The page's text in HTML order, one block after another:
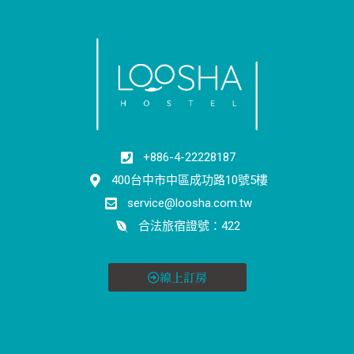
+886-4-22228187
400台中市中區成功路10號5樓
service@loosha.com.tw
合法旅宿證號：422
線上訂房